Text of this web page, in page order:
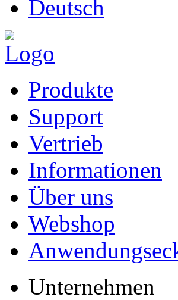
Produkte
Support
Vertrieb
Informationen
Über uns
Webshop
Unternehmen